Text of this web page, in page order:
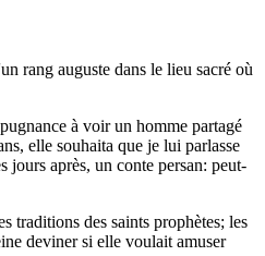
rang auguste dans le lieu sacré où
à voir un homme partagé
elle souhaita que je lui parlasse
jours après, un conte persan: peut-
traditions des saints prophètes; les
deviner si elle voulait amuser